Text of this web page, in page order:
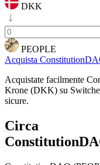
DKK
PEOPLE
Acquista
Acquistate facilmente
Krone (DKK) su
sicure.
Circa